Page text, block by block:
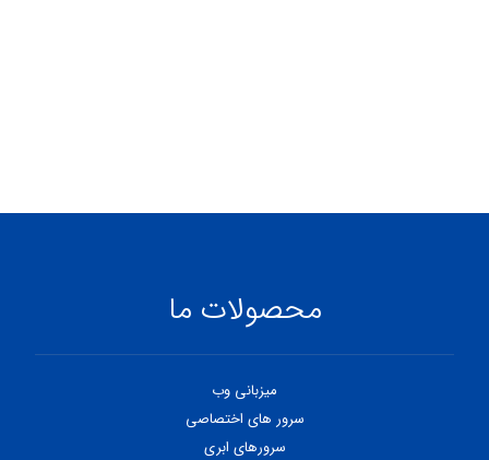
محصولات ما
میزبانی وب
سرور های اختصاصی
سرورهای ابری